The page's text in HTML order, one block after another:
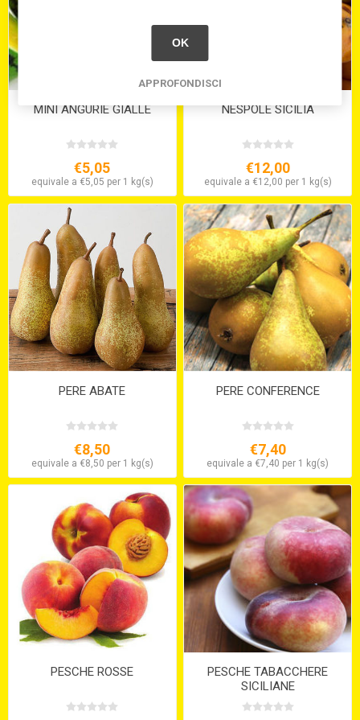
MINI ANGURIE GIALLE
€5,05
equivale a €5,05 per 1 kg(s)
NESPOLE SICILIA
€12,00
equivale a €12,00 per 1 kg(s)
PERE ABATE
€8,50
equivale a €8,50 per 1 kg(s)
PERE CONFERENCE
€7,40
equivale a €7,40 per 1 kg(s)
PESCHE ROSSE
PESCHE TABACCHERE
SICILIANE
OK
APPROFONDISCI